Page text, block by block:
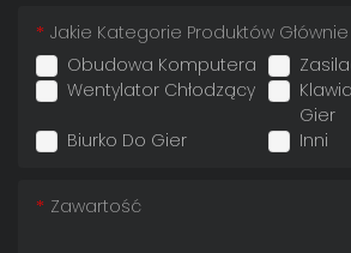
Obudowa Komputera
Wentylator Chłodzący
Gier
Biurko Do Gier
Inni
Jakie Kategorie Produktów
Zawartość